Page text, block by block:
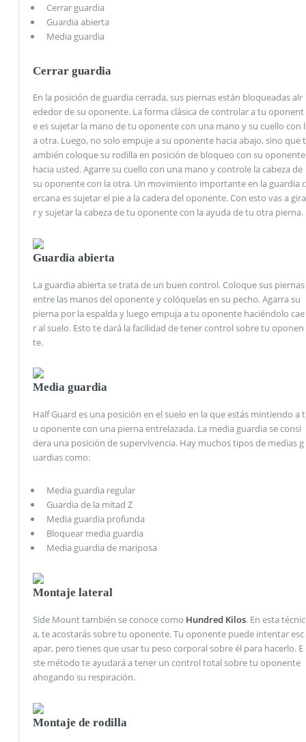
Cerrar guardia
Guardia abierta
Media guardia
Cerrar guardia
En la posición de guardia cerrada, sus piernas están bloqueadas alr
ededor de su oponente. La forma clásica de controlar a tu oponent
e es sujetar la mano de tu oponente con una mano y su cuello con l
a otra. Luego, no solo empuje a su oponente hacia abajo, sino que t
ambién coloque su rodilla en posición de bloqueo con su oponente
hacia usted. Agarre su cuello con una mano y controle la cabeza de
su oponente con la otra. Un movimiento importante en la guardia c
ercana es sujetar el pie a la cadera del oponente. Con esto vas a gira
r y sujetar la cabeza de tu oponente con la ayuda de tu otra pierna.
Guardia abierta
La guardia abierta se trata de un buen control. Coloque sus piernas
entre las manos del oponente y colóquelas en su pecho. Agarra su
pierna por la espalda y luego empuja a tu oponente haciéndolo cae
r al suelo. Esto te dará la facilidad de tener control sobre tu oponen
te.
Media guardia
Half Guard es una posición en el suelo en la que estás mintiendo a t
u oponente con una pierna entrelazada. La media guardia se consi
dera una posición de supervivencia. Hay muchos tipos de medias g
uardias como:
Media guardia regular
Guardia de la mitad Z
Media guardia profunda
Bloquear media guardia
Media guardia de mariposa
Montaje lateral
Side Mount también se conoce como Hundred Kilos. En esta técnic
a, te acostarás sobre tu oponente. Tu oponente puede intentar esc
apar, pero tienes que usar tu peso corporal sobre él para hacerlo. E
ste método te ayudará a tener un control total sobre tu oponente
ahogando su respiración.
Montaje de rodilla